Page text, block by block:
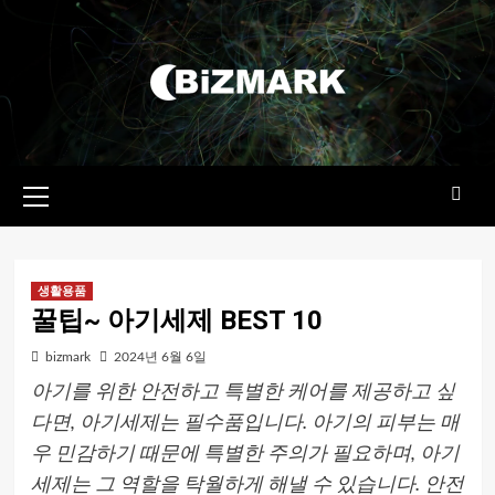
메뉴
생활용품
꿀팁~ 아기세제 BEST 10
bizmark 2024년 6월 6일
아기를 위한 안전하고 특별한 케어를 제공하고 싶
다면, 아기세제는 필수품입니다. 아기의 피부는 매
우 민감하기 때문에 특별한 주의가 필요하며, 아기
세제는 그 역할을 탁월하게 해낼 수 있습니다. 안전